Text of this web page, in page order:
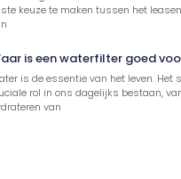
keuze te maken tussen het
is een waterfilter goed
is de essentie van het leven. Het
rol in ons dagelijks bestaan,
van